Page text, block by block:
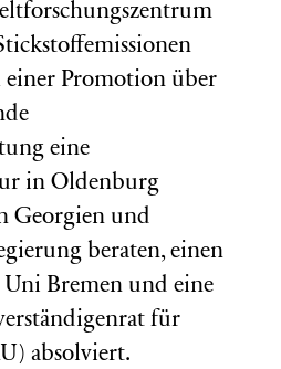
einer Promotion über
eine
in Oldenburg
Georgien und
beraten, einen
Bremen und eine
für
) absolviert.